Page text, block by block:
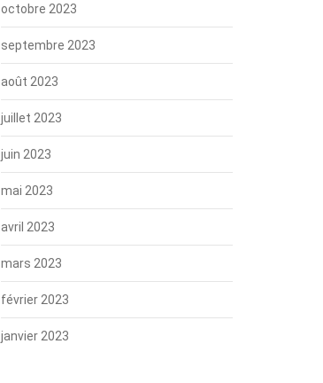
octobre 2023
septembre 2023
août 2023
juillet 2023
juin 2023
mai 2023
avril 2023
mars 2023
février 2023
janvier 2023